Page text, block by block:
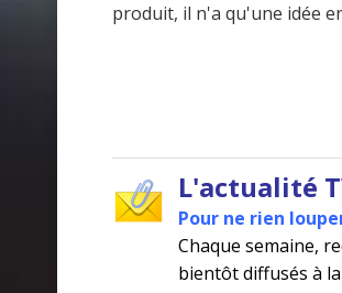
produit, il n'a qu'une idée
L'actualité
Pour ne rien
Chaque semaine,
bientôt diffusés à